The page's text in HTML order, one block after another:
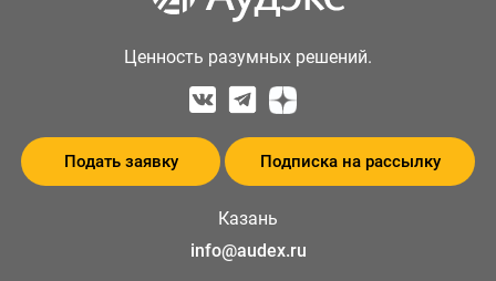
Ценность разумных решений.
Подать заявку Подписка на рассылку
Казань
info@audex.ru